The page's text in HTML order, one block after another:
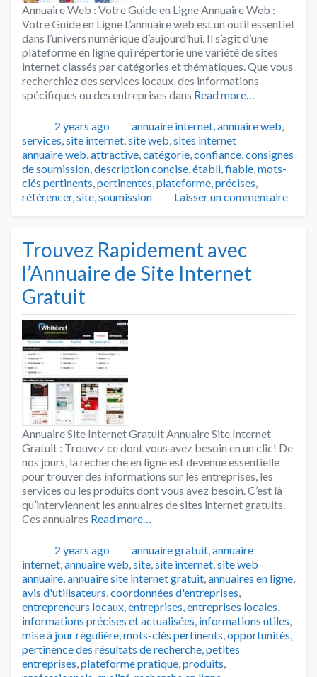
Annuaire Web : Votre Guide en Ligne Annuaire Web :
Votre Guide en Ligne L’annuaire web est un outil essentiel
dans l’univers numérique d’aujourd’hui. Il s’agit d’une
plateforme en ligne qui répertorie une variété de sites
internet classés par catégories et thématiques. Que vous
recherchiez des services locaux, des informations
spécifiques ou des entreprises dans Read more…
Publié2 years ago Catégories
annuaire internet,annuaire web,
services,site internet,site web,sites internet
annuaire web,attractive,catégorie,confiance,consignes
de soumission,description concise,établi,fiable,mots-
clés pertinents,pertinentes,plateforme,précises,
référencer,site,soumission Laisser un commentaire
Trouvez Rapidement avec
l’Annuaire de Site Internet
Gratuit
Annuaire Site Internet Gratuit Annuaire Site Internet
Gratuit : Trouvez ce dont vous avez besoin en un clic! De
nos jours, la recherche en ligne est devenue essentielle
pour trouver des informations sur les entreprises, les
services ou les produits dont vous avez besoin. C’est là
qu’interviennent les annuaires de sites internet gratuits.
Ces annuaires Read more…
Publié2 years ago Catégories
annuaire gratuit,annuaire
internet,annuaire web,site,site internet,site web
annuaire,annuaire site internet gratuit,annuaires en ligne,
avis d'utilisateurs,coordonnées d'entreprises,
entrepreneurs locaux,entreprises,entreprises locales,
informations précises et actualisées, informations utiles,
mise à jour régulière,mots-clés pertinents,opportunités,
pertinence des résultats de recherche,petites
entreprises,plateforme pratique,produits,